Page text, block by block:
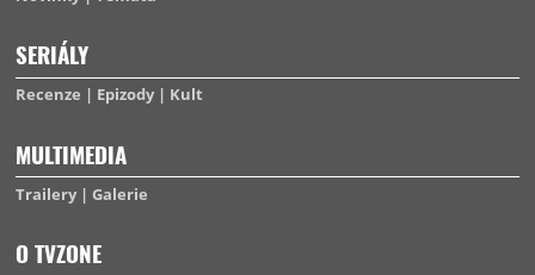
SERIÁLY
Recenze Epizody Kult
MULTIMEDIA
Trailery Galerie
O TVZONE